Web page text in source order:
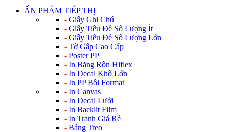
ẤN PHẨM TIẾP THỊ
- Giấy Ghi Chú
- Giấy Tiêu Đề Số Lượng Ít
- Giấy Tiêu Đề Số Lượng Lớn
- Tờ Gấp Cao Cấp
- Poster PP
- In Băng Rôn Hiflex
- In Decal Khổ Lớn
- In PP Bồi Format
- In Canvas
- In Decal Lưới
- In Backlit Film
- In Tranh Giá Rẻ
- Bảng Treo